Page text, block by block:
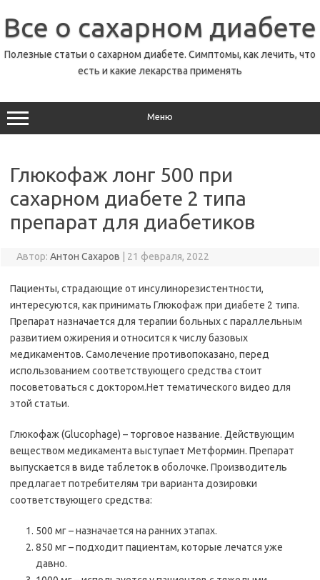
содержимому
Все о сахарном диабете
Полезные статьи о сахарном диабете. Симптомы, как лечить, что
есть и какие лекарства применять
Меню
Глюкофаж лонг 500 при
сахарном диабете 2 типа
препарат для диабетиков
Автор: Антон Сахаров 21 февраля, 2022
Пациенты, страдающие от инсулинорезистентности,
интересуются, как принимать Глюкофаж при диабете 2 типа.
Препарат назначается для терапии больных с параллельным
развитием ожирения и относится к числу базовых
медикаментов. Самолечение противопоказано, перед
использованием соответствующего средства стоит
посоветоваться с доктором.Нет тематического видео для
этой статьи.
Глюкофаж (Glucophage) – торговое название. Действующим
веществом медикамента выступает Метформин. Препарат
выпускается в виде таблеток в оболочке. Производитель
предлагает потребителям три варианта дозировки
соответствующего средства:
500 мг – назначается на ранних этапах.
850 мг – подходит пациентам, которые лечатся уже
давно.